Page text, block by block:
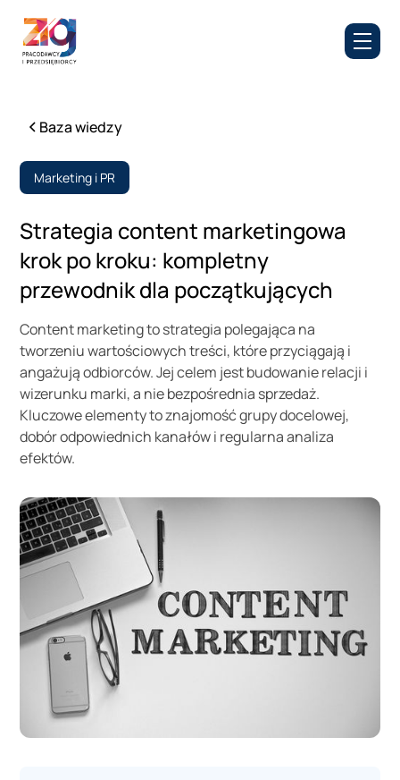
Baza wiedzy
Marketing i PR
Strategia content marketingowa
krok po kroku: kompletny
przewodnik dla początkujących
Content marketing to strategia polegająca na
tworzeniu wartościowych treści, które przyciągają i
angażują odbiorców. Jej celem jest budowanie relacji i
wizerunku marki, a nie bezpośrednia sprzedaż.
Kluczowe elementy to znajomość grupy docelowej,
dobór odpowiednich kanałów i regularna analiza
efektów.